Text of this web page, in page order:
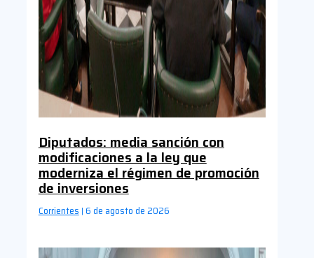
Diputados: media sanción con
modificaciones a la ley que
moderniza el régimen de promoción
de inversiones
Corrientes | 6 de agosto de 2026